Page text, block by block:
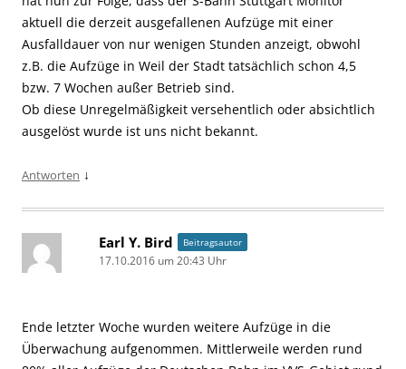
aktuell die derzeit ausgefallenen Aufzüge mit einer
Ausfalldauer von nur wenigen Stunden anzeigt, obwohl
z.B. die Aufzüge in Weil der Stadt tatsächlich schon 4,5
bzw. 7 Wochen außer Betrieb sind.
Ob diese Unregelmäßigkeit versehentlich oder absichtlich
ausgelöst wurde ist uns nicht bekannt.
Antworten ↓
Earl Y. Bird Beitragsautor
17.10.2016 um 20:43 Uhr
Ende letzter Woche wurden weitere Aufzüge in die
Überwachung aufgenommen. Mittlerweile werden rund